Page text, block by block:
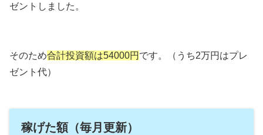
ゼントしました。
そのため合計投資額は54000円 です。（うち2万円はプレ
ゼント代）
稼げた額（毎月更新）